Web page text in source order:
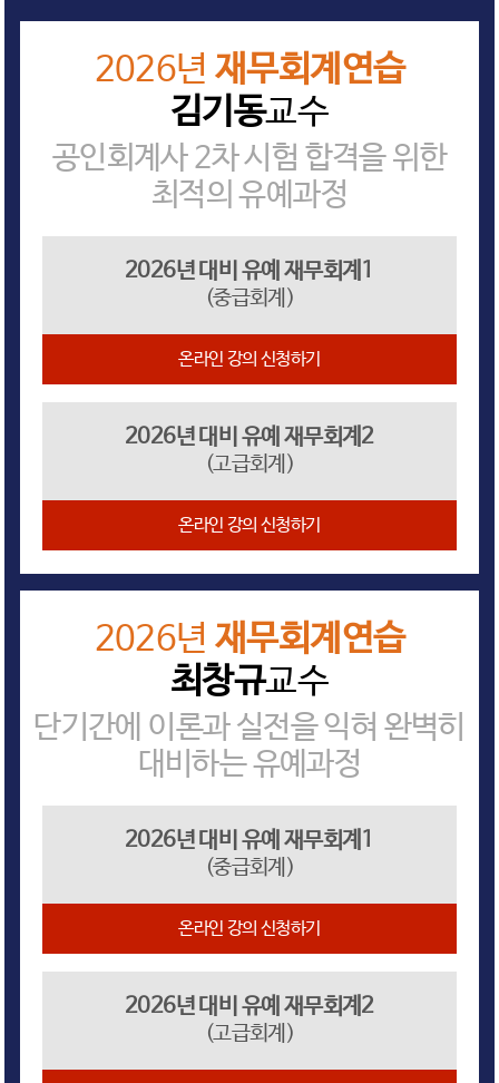
2026년 재무회계연습
김기동교수
공인회계사 2차 시험 합격을 위한
최적의 유예과정
2026년 대비 유예 재무회계1
(중급회계)
온라인 강의 신청하기
2026년 대비 유예 재무회계2
(고급회계)
온라인 강의 신청하기
2026년 재무회계연습
최창규교수
단기간에 이론과 실전을 익혀 완벽히
대비하는 유예과정
2026년 대비 유예 재무회계1
(중급회계)
온라인 강의 신청하기
2026년 대비 유예 재무회계2
(고급회계)